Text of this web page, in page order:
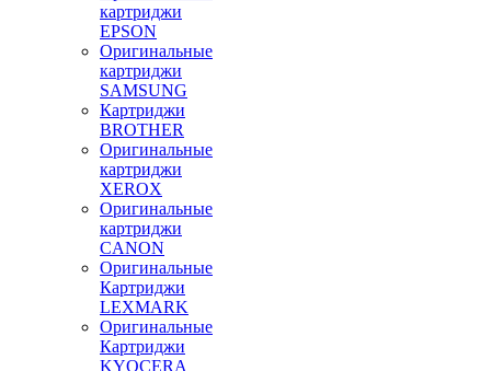
картриджи
EPSON
Оригинальные
картриджи
SAMSUNG
Картриджи
BROTHER
Оригинальные
картриджи
XEROX
Оригинальные
картриджи
CANON
Оригинальные
Картриджи
LEXMARK
Оригинальные
Картриджи
KYOCERA